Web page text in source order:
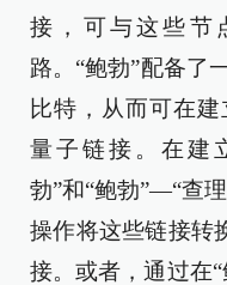
接，可与这些节
路。“鲍勃”配备了
比特，从而可在
量子链接。在建
勃”和“鲍勃”—“查
操作将这些链接转
接。或者，通过在